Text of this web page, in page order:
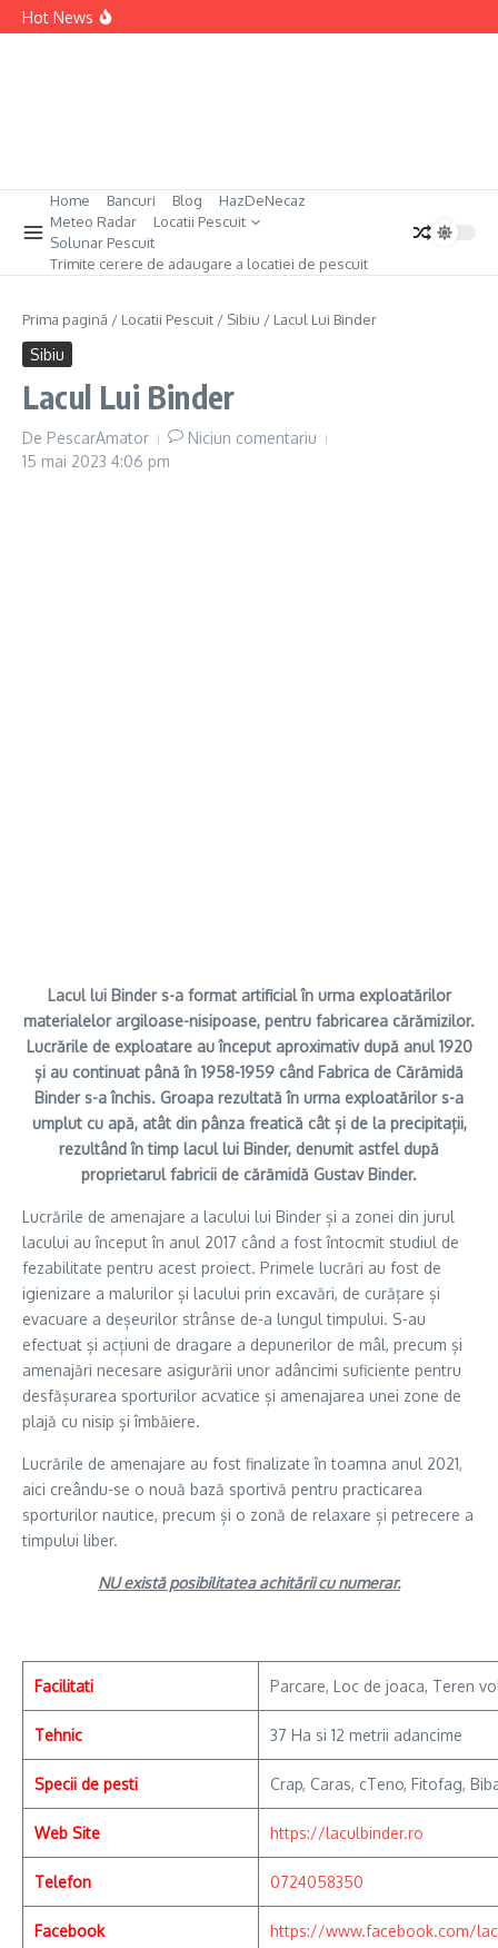
Sari la conținut
Hot News
Home Bancuri Blog
HazDeNecaz
Meteo Radar
Locatii Pescuit
Solunar Pescuit
Trimite cerere de adaugare a locatiei de pescuit
Prima pagină / Locatii Pescuit / Sibiu / Lacul Lui Binder
Sibiu
Lacul Lui Binder
De PescarAmator
Niciun comentariu
15 mai 2023 4:06 pm
Lacul lui Binder s-a format artificial în urma exploatărilor
materialelor argiloase-nisipoase, pentru fabricarea cărămizilor.
Lucrările de exploatare au început aproximativ după anul 1920
și au continuat până în 1958-1959 când Fabrica de Cărămidă
Binder s-a închis. Groapa rezultată în urma exploatărilor s-a
umplut cu apă, atât din pânza freatică cât și de la precipitații,
rezultând în timp lacul lui Binder, denumit astfel după
proprietarul fabricii de cărămidă Gustav Binder.
Lucrările de amenajare a lacului lui Binder și a zonei din jurul
lacului au început în anul 2017 când a fost întocmit studiul de
fezabilitate pentru acest proiect. Primele lucrări au fost de
igienizare a malurilor și lacului prin excavări, de curățare și
evacuare a deșeurilor strânse de-a lungul timpului. S-au
efectuat și acțiuni de dragare a depunerilor de mâl, precum și
amenajări necesare asigurării unor adâncimi suficiente pentru
desfășurarea sporturilor acvatice și amenajarea unei zone de
plajă cu nisip și îmbăiere.
Lucrările de amenajare au fost finalizate în toamna anul 2021,
aici creându-se o nouă bază sportivă pentru practicarea
sporturilor nautice, precum și o zonă de relaxare și petrecere a
timpului liber.
NU există posibilitatea achitării cu numerar.
Facilitati Parcare, Loc de joaca, Teren
Tehnic 37 Ha si 12 metrii adancime
Specii de pesti Crap, Caras, cTeno, Fitofag,
Web Site https://laculbinder.ro
Telefon 0724058350
Facebook https://www.facebook.com/